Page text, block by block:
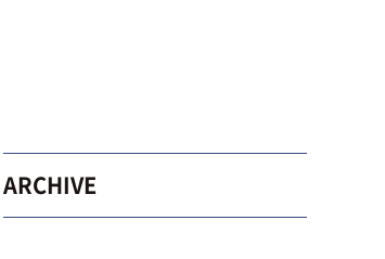
ARCHIVE